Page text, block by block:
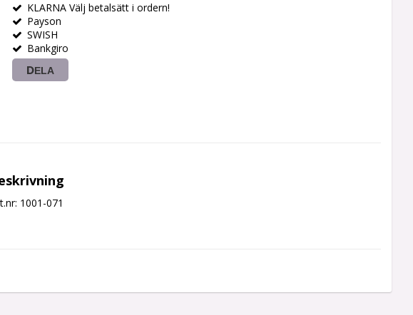
KLARNA Välj betalsätt i ordern!
Payson
SWISH
Bankgiro
DELA
1001-071